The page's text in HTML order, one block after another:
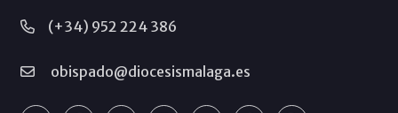
(+34) 952 224 386
obispado@diocesismalaga.es